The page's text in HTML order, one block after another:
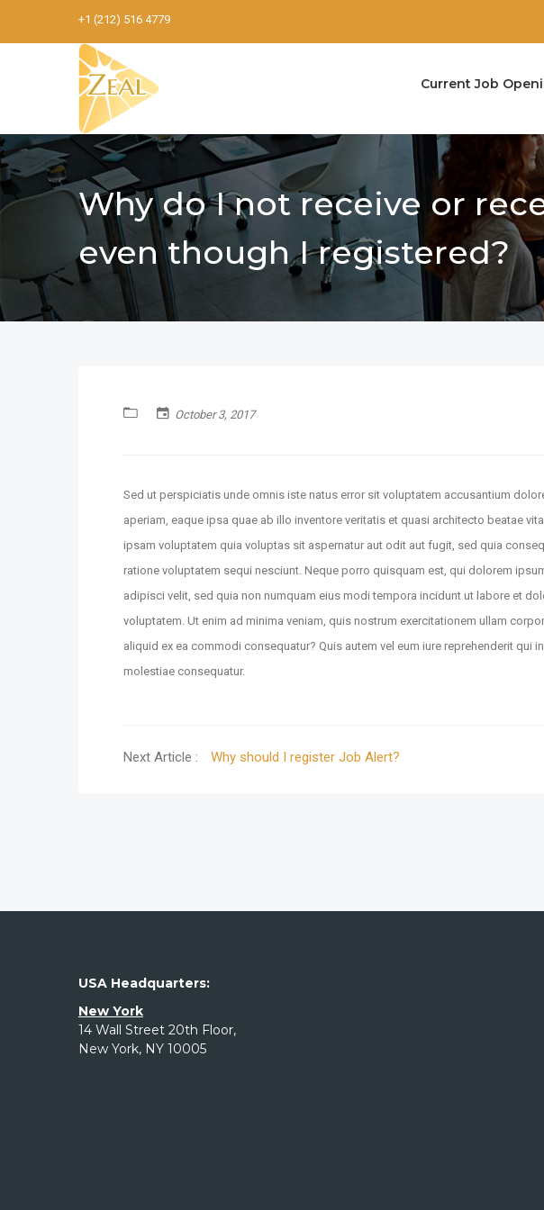
+1 (212) 516 4779
Current Job
Why do I not receive or
even though I registered?
October 3, 2017
Sed ut perspiciatis unde omnis iste natus error sit voluptatem accusantium
aperiam, eaque ipsa quae ab illo inventore veritatis et quasi architecto beatae
ipsam voluptatem quia voluptas sit aspernatur aut odit aut fugit, sed quia
ratione voluptatem sequi nesciunt. Neque porro quisquam est, qui dolorem
adipisci velit, sed quia non numquam eius modi tempora incidunt ut labore et
voluptatem. Ut enim ad minima veniam, quis nostrum exercitationem ullam
aliquid ex ea commodi consequatur? Quis autem vel eum iure reprehenderit qui
molestiae consequatur.
Next Article : Why should I register Job Alert?
USA Headquarters:
New York
14 Wall Street 20th Floor,
New York, NY 10005